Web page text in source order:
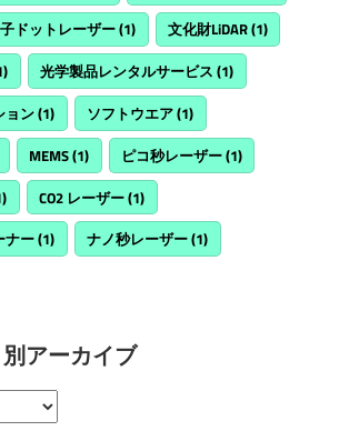
ドットレーザー(1) 文化財LiDAR(1)
光学製品レンタルサービス (1)
ョン(1) ソフトウエア(1)
MEMS(1) ピコ秒レーザー(1)
CO2 レーザー(1)
ナー(1) ナノ秒レーザー(1)
アーカイブ